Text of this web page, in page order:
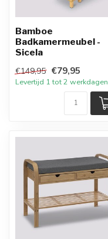
Bamboe
Badkamermeubel -
Sicela
€149,95 €79,95
Levertijd 1 tot 2 werkdagen